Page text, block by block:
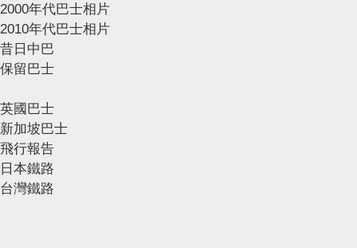
2000年代巴士相片
2010年代巴士相片
昔日中巴
保留巴士
英國巴士
新加坡巴士
飛行報告
日本鐵路
台灣鐵路